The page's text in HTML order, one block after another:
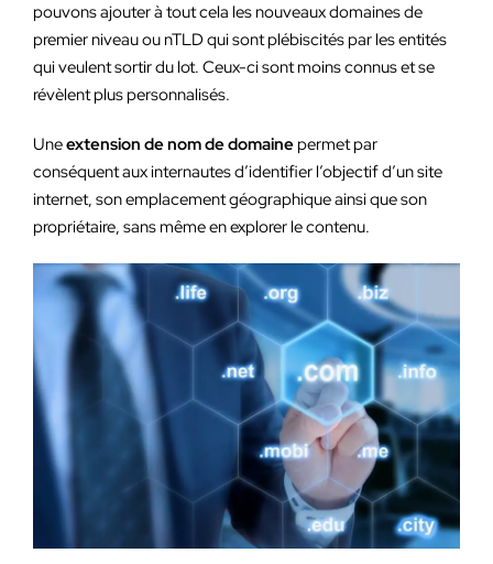
pouvons ajouter à tout cela les nouveaux domaines de
premier niveau ou nTLD qui sont plébiscités par les entités
qui veulent sortir du lot. Ceux-ci sont moins connus et se
révèlent plus personnalisés.
Uneextension de nom de domaine permet par
conséquent aux internautes d’identifier l’objectif d’un site
internet, son emplacement géographique ainsi que son
propriétaire, sans même en explorer le contenu.